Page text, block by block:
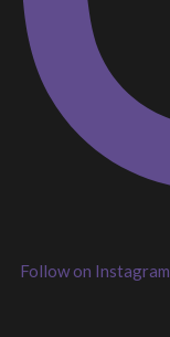
Follow on Instagram